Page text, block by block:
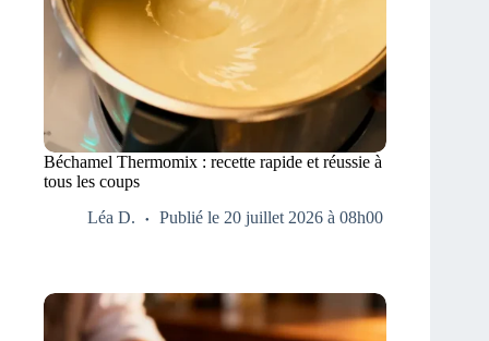
Béchamel Thermomix : recette rapide et réussie à
tous les coups
Léa D.
Publié le 20 juillet 2026 à 08h00